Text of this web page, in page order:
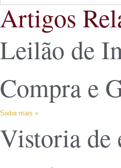
Artigos
Leilão de
Compra e
Saiba mais »
Vistoria de